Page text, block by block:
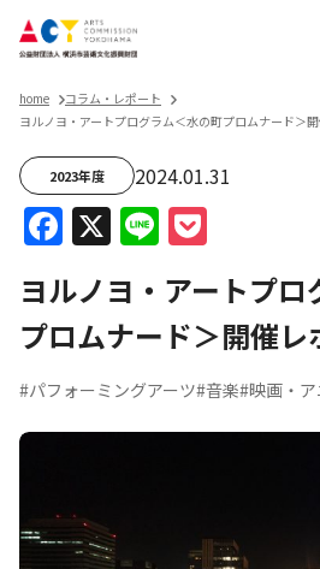
home
コラム・レポート
ヨルノヨ・アートプログラム＜水の町プロムナード＞
2023年度 2024.01.31
Facebook
X Line
ヨルノヨ・アートプロ
プロムナード＞開催レ
#パフォーミングアーツ#音楽#映画・ア